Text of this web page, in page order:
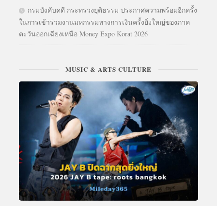
กรมบังคับคดี กระทรวงยุติธรรม ประกาศความพร้อมอีกครั้ง
ในการเข้าร่วมงานมหกรรมทางการเงินครั้งยิ่งใหญ่ของภาค
ตะวันออกเฉียงเหนือ Money Expo Korat 2026
MUSIC & ARTS CULTURE